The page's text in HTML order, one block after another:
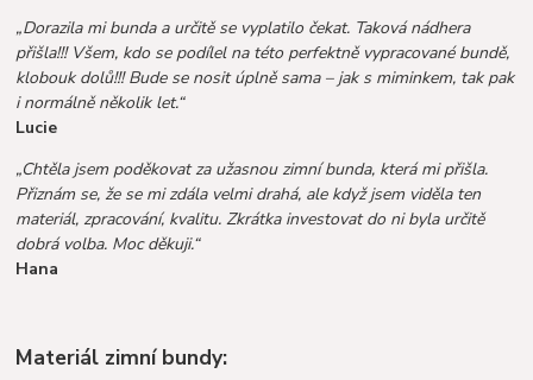
„Dorazila mi bunda a určitě se vyplatilo čekat. Taková nádhera
přišla!!! Všem, kdo se podílel na této perfektně vypracované bundě,
klobouk dolů!!! Bude se nosit úplně sama – jak s miminkem, tak pak
i normálně několik let.“
Lucie
„Chtěla jsem poděkovat za užasnou zimní bunda, která mi přišla.
Přiznám se, že se mi zdála velmi drahá, ale když jsem viděla ten
materiál, zpracování, kvalitu. Zkrátka investovat do ni byla určitě
dobrá volba. Moc děkuji.“
Hana
Materiál zimní bundy: